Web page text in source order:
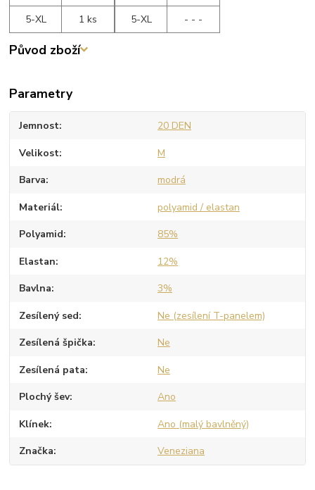
5-XL
1 ks
5-XL
- - -
Původ zboží
Parametry
Jemnost 20 DEN
Velikost M
Barva modrá
Materiál polyamid / elastan
Polyamid 85%
Elastan 12%
Bavlna 3%
Zesílený sed Ne (zesílení T-panelem)
Zesílená špička Ne
Zesílená pata Ne
Plochý šev Ano
Klínek Ano (malý bavlněný)
Značka Veneziana